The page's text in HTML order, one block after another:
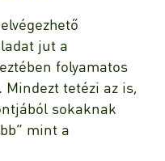
jut a
folyamatos
tetézi az is,
sokaknak
mint a